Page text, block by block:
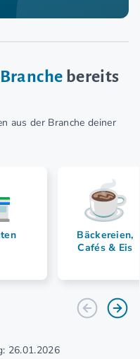
bereits
aus der Branche deiner
Bäckereien,
Cafés & Eis
26.01.2026